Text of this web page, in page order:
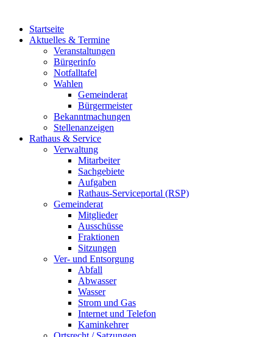
Startseite
Aktuelles & Termine
Veranstaltungen
Bürgerinfo
Notfalltafel
Wahlen
Gemeinderat
Bürgermeister
Bekanntmachungen
Stellenanzeigen
Rathaus & Service
Verwaltung
Mitarbeiter
Sachgebiete
Aufgaben
Rathaus-Serviceportal (RSP)
Gemeinderat
Mitglieder
Ausschüsse
Fraktionen
Sitzungen
Ver- und Entsorgung
Abfall
Abwasser
Wasser
Strom und Gas
Internet und Telefon
Kaminkehrer